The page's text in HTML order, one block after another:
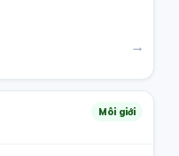
→
Môi giới